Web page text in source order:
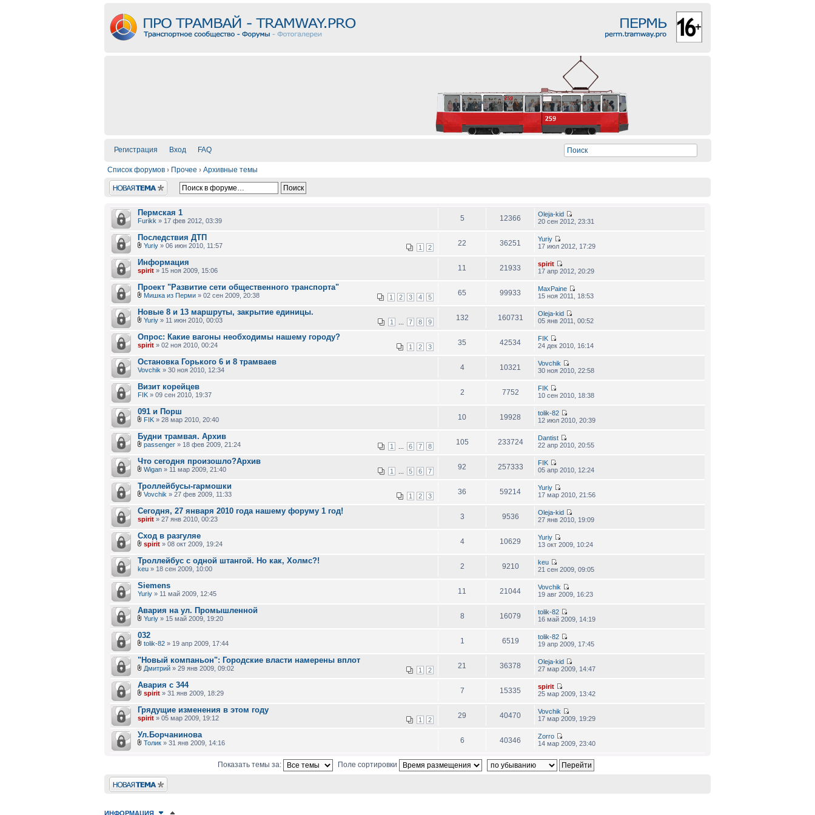
Регистрация Вход FAQ
Список форумов › Прочее › Архивные темы
Новая тема
Пермская 1
Furikk » 17 фев 2012, 03:39 5 12366
Oleja-kid
20 сен 2012, 23:31
Последствия ДТП
1 2
Yuriy » 06 июн 2010, 11:57 22 36251
Yuriy
17 июл 2012, 17:29
Информация
spirit » 15 ноя 2009, 15:06 11 21933
spirit
17 апр 2012, 20:29
Проект "Развитие сети общественного транспорта"
1 2 3 4 5
Мишка из Перми » 02 сен 2009, 20:38 65 99933
MaxPaine
15 ноя 2011, 18:53
Новые 8 и 13 маршруты, закрытие единицы.
1 7 8 9
Yuriy » 11 июн 2010, 00:03 132 160731
Oleja-kid
05 янв 2011, 00:52
Опрос: Какие вагоны необходимы нашему городу?
1 2 3
spirit » 02 ноя 2010, 00:24 35 42534
FIK
24 дек 2010, 16:14
Остановка Горького 6 и 8 трамваев
Vovchik » 30 ноя 2010, 12:34 4 10321
Vovchik
30 ноя 2010, 22:58
Визит корейцев
FIK » 09 сен 2010, 19:37 2 7752
FIK
10 сен 2010, 18:38
091 и Порш
FIK » 28 мар 2010, 20:40 10 19928
tolik-82
12 июл 2010, 20:39
Будни трамвая. Архив
1 6 7 8
passenger » 18 фев 2009, 21:24 105 233724
Dantist
22 апр 2010, 20:55
Что сегодня произошло?Архив
1 5 6 7
Wigan » 11 мар 2009, 21:40 92 257333
FIK
05 апр 2010, 12:24
Троллейбусы-гармошки
1 2 3
Vovchik » 27 фев 2009, 11:33 36 59214
Yuriy
17 мар 2010, 21:56
Сегодня, 27 января 2010 года нашему форуму 1 год!
spirit » 27 янв 2010, 00:23 3 9536
Oleja-kid
27 янв 2010, 19:09
Сход в разгуляе
spirit » 08 окт 2009, 19:24 4 10629
Yuriy
13 окт 2009, 10:24
Троллейбус с одной штангой. Но как, Холмс?!
keu » 18 сен 2009, 10:00 2 9210
keu
21 сен 2009, 09:05
Siemens
Yuriy » 11 май 2009, 12:45 11 21044
Vovchik
19 авг 2009, 16:23
Авария на ул. Промышленной
Yuriy » 15 май 2009, 19:20 8 16079
tolik-82
16 май 2009, 14:19
032
tolik-82 » 19 апр 2009, 17:44 1 6519
tolik-82
19 апр 2009, 17:45
"Новый компаньон": Городские власти намерены вплот
1 2
Дмитрий » 29 янв 2009, 09:02 21 36378
Oleja-kid
27 мар 2009, 14:47
Авария с 344
spirit » 31 янв 2009, 18:29 7 15335
spirit
25 мар 2009, 13:42
Грядущие изменения в этом году
1 2
spirit » 05 мар 2009, 19:12 29 40470
Vovchik
17 мар 2009, 19:29
Ул.Борчанинова
Толик » 31 янв 2009, 14:16 6 40346
Zorro
14 мар 2009, 23:40
Показать темы за:
Поле сортировки
Новая тема
ИНФОРМАЦИЯ